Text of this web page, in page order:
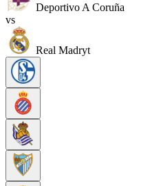
Deportivo A Coruña
vs
Real Madryt